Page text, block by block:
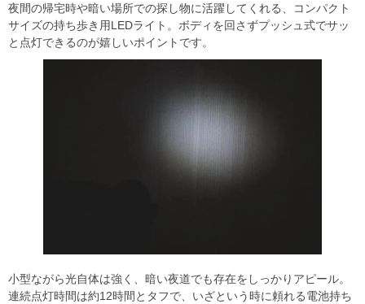
夜間の帰宅時や暗い場所での探し物に活躍してくれる、コンパクト
サイズの持ち歩き用LEDライト。ボディを回さずプッシュ式でサッ
と点灯できるのが嬉しいポイントです。
小型ながら光自体は強く、暗い夜道でも存在をしっかりアピール。
連続点灯時間は約12時間とタフで、いざという時に頼れる電池持ち